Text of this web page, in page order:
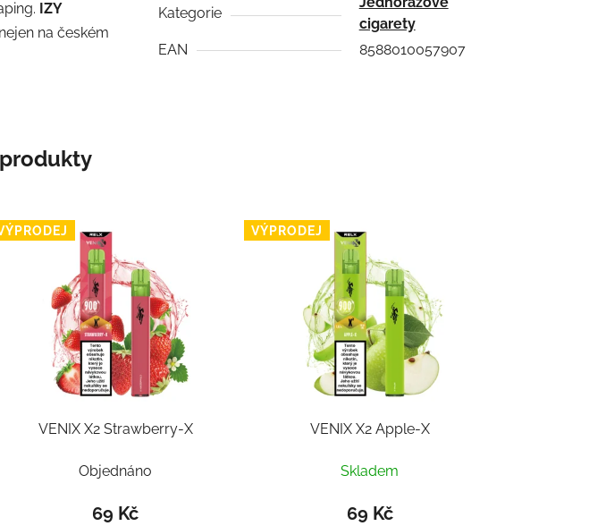
IZY
na českém
Kategorie
cigarety
EAN
8588010057907
VENIX X2 Strawberry-X
Objednáno
69 Kč
VÝPRODEJ
VENIX X2 Apple-X
Skladem
69 Kč